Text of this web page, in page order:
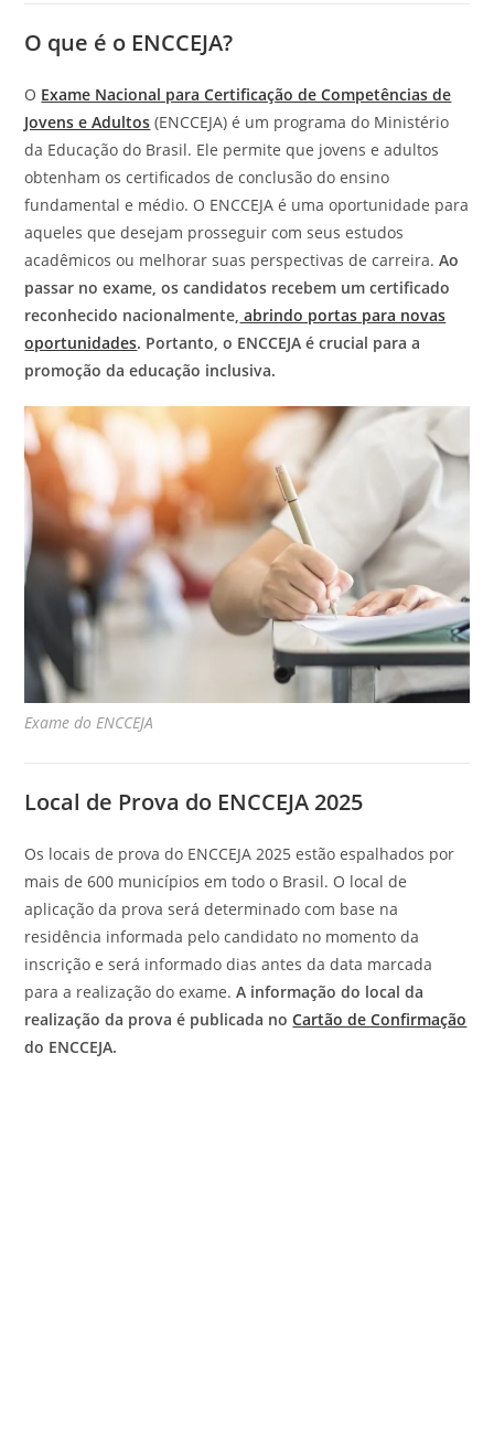
O que é o ENCCEJA?
O Exame Nacional para Certificação de Competências de
Jovens e Adultos (ENCCEJA) é um programa do Ministério
da Educação do Brasil. Ele permite que jovens e adultos
obtenham os certificados de conclusão do ensino
fundamental e médio. O ENCCEJA é uma oportunidade para
aqueles que desejam prosseguir com seus estudos
acadêmicos ou melhorar suas perspectivas de carreira.Ao
passar no exame, os candidatos recebem um certificado
reconhecido nacionalmente, abrindo portas para novas
oportunidades. Portanto, o ENCCEJA é crucial para a
promoção da educação inclusiva.
Exame do ENCCEJA
Local de Prova do ENCCEJA 2025
Os locais de prova do ENCCEJA 2025 estão espalhados por
mais de 600 municípios em todo o Brasil. O local de
aplicação da prova será determinado com base na
residência informada pelo candidato no momento da
inscrição e será informado dias antes da data marcada
para a realização do exame.A informação do local da
realização da prova é publicada noCartão de Confirmação
do ENCCEJA.